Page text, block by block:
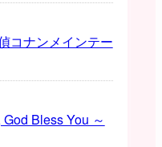
コナンメインテー
God Bless You ～